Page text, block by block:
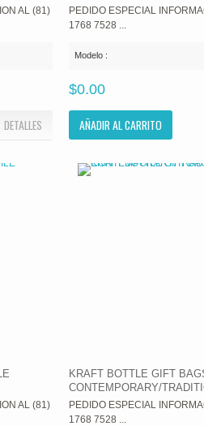
AL (81)
DETALLES
PEDIDO ESPECIAL
1768 7528 ...
Modelo :
$0.00
AÑADIR AL CARRITO
AL (81)
KRAFT BOTTLE GIFT
CONTEMPORARY/
PEDIDO ESPECIAL
1768 7528 ...